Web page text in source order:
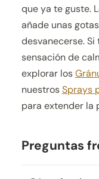
que ya te guste.
añade unas
desvanecerse.
sensación de
explorar los
nuestrosSprays
para extender la
Preguntas